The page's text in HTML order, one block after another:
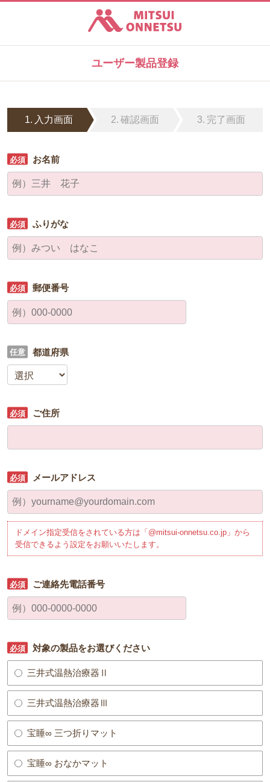
ユーザー製品登録
入力画面 確認画面 完了画面
お名前
ふりがな
郵便番号
都道府県
ご住所
メールアドレス
ドメイン指定受信をされている方は「@mitsui-onnetsu.co.jp」から
受信できるよう設定をお願いいたします。
ご連絡先電話番号
対象の製品をお選びください
三井式温熱治療器Ⅱ
三井式温熱治療器Ⅲ
宝睡∞ 三つ折りマット
宝睡∞ おなかマット